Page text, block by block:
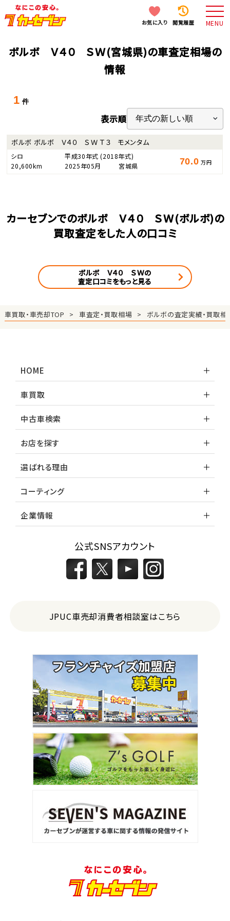
お気に入り 閲覧履歴 MENU
ボルボ Ｖ４０ ＳＷ(宮城県)の車査定相場の
情報
1 件
表示順
ボルボ ボルボ Ｖ４０ ＳＷ Ｔ３ モメンタム
シロ 平成30年式(2018年式)
20,600km
2025年05月 宮城県 70.0 万円
カーセブンでのボルボ Ｖ４０ ＳＷ(ボルボ)の
買取査定をした人の口コミ
ボルボ Ｖ４０ ＳＷの
査定口コミをもっと見る
車買取・車売却TOP 車査定・買取相場 ボルボの査定実績・買取相
HOME
車買取
中古車検索
お店を探す
選ばれる理由
コーティング
企業情報
公式SNSアカウント
JPUC車売却消費者相談室はこちら